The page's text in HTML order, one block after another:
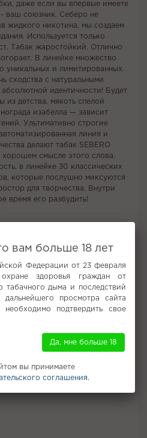
даже если вы впервые имеете
- ваш союзник. Себеро не
жидкого никотина, мы создаем
Используется только
Табак жаростойкий. Отлично
В линейке множество
уникальных и лимитированных.
сходства с натуральными
идентичности! Будет
из детства, мякоть спелой
изабелла — зависит
Ультимативно строгие
линия и
делают табак SEBERO
смысле этого слова.
в линейке 30 классических
которые послушно миксуются
для творчества. Внутри
время его разбудить!
1600 затяжек
SALT POD Кофе
Табак Bonche
с доставкой в Ногинске
Похожие товары
вам больше 18 лет
Федерации от 23 февраля
здоровья граждан от
табачного дыма и последствий
дальнейшего просмотра сайта
подтвердить свое
Да, мне больше 18
вы принимаете
соглашения.